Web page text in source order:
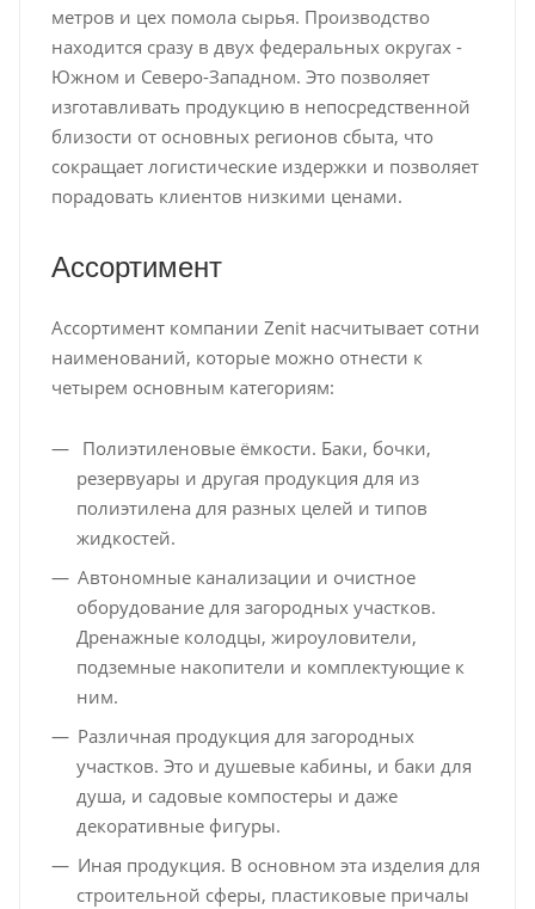
метров и цех помола сырья. Производство
находится сразу в двух федеральных округах -
Южном и Северо-Западном. Это позволяет
изготавливать продукцию в непосредственной
близости от основных регионов сбыта, что
сокращает логистические издержки и позволяет
порадовать клиентов низкими ценами.
Ассортимент
Ассортимент компании Zenit насчитывает сотни
наименований, которые можно отнести к
четырем основным категориям:
Полиэтиленовые ёмкости. Баки, бочки,
резервуары и другая продукция для из
полиэтилена для разных целей и типов
жидкостей.
Автономные канализации и очистное
оборудование для загородных участков.
Дренажные колодцы, жироуловители,
подземные накопители и комплектующие к
ним.
Различная продукция для загородных
участков. Это и душевые кабины, и баки для
душа, и садовые компостеры и даже
декоративные фигуры.
Иная продукция. В основном эта изделия для
строительной сферы, пластиковые причалы